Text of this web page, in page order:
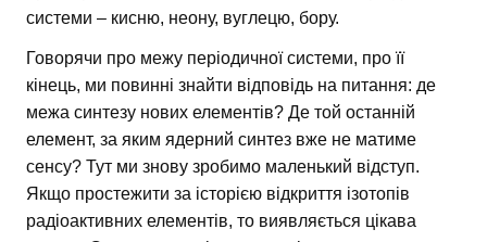
системи – кисню, неону, вуглецю, бору.
Говорячи про межу періодичної системи, про її
кінець, ми повинні знайти відповідь на питання: де
межа синтезу нових елементів? Де той останній
елемент, за яким ядерний синтез вже не матиме
сенсу? Тут ми знову зробимо маленький відступ.
Якщо простежити за історією відкриття ізотопів
радіоактивних елементів, то виявляється цікава